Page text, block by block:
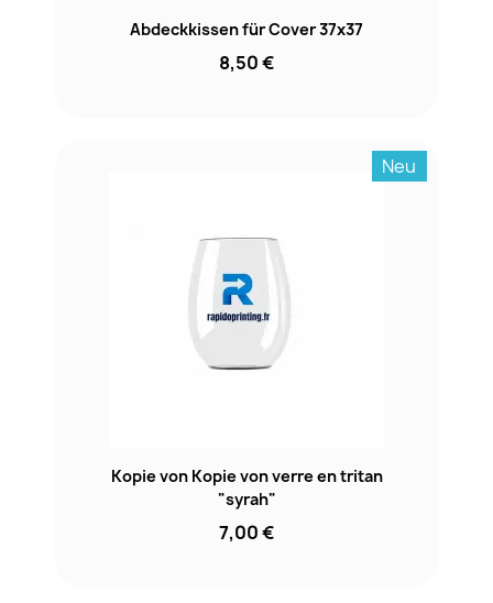
Abdeckkissen für Cover 37x37
8,50 €
Neu
Kopie von Kopie von verre en tritan
"syrah"
7,00 €